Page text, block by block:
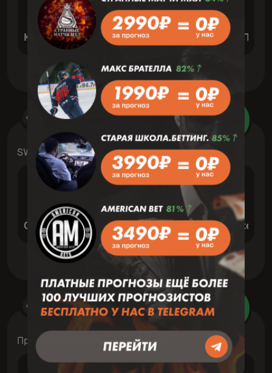
Квинсленд Лайонс
VS
Брисбане Роар НПЛ
Футбол 5 Август 22:00
SWPL Кубок (жен)
Сент-Джонстон (жен)
VS
Монтроуз ЛФК (жен)
Футбол 5 Август 21:00
Профессиональная лига резерв